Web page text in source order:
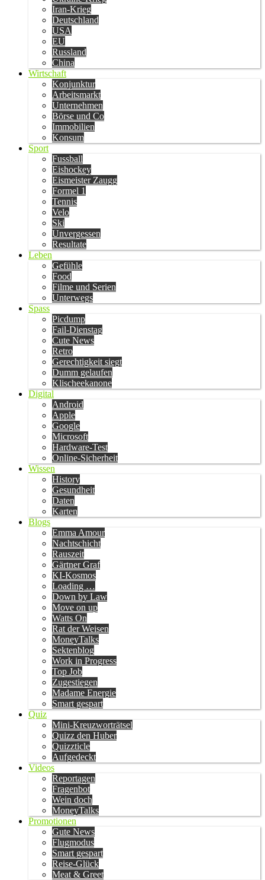
Iran-Krieg
Deutschland
USA
EU
Russland
China
Wirtschaft
Konjunktur
Arbeitsmarkt
Unternehmen
Börse und Co
Immobilien
Konsum
Sport
Fussball
Eishockey
Eismeister Zaugg
Formel 1
Tennis
Velo
Ski
Unvergessen
Resultate
Leben
Gefühle
Food
Filme und Serien
Unterwegs
Spass
Picdump
Fail-Dienstag
Cute News
Retro
Gerechtigkeit siegt
Dumm gelaufen
Klischeekanone
Digital
Android
Apple
Google
Microsoft
Hardware-Test
Online-Sicherheit
Wissen
History
Gesundheit
Daten
Karten
Blogs
Emma Amour
Nachtschicht
Rauszeit
Gärtner Graf
KI-Kosmos
Loading …
Down by Law
Move on up
Watts On
Rat der Weisen
MoneyTalks
Sektenblog
Work in Progress
Top Job
Zugestiegen
Madame Energie
Smart gespart
Quiz
Mini-Kreuzworträtsel
Quizz den Huber
Quizzticle
Aufgedeckt
Videos
Reportagen
Fragenbot
Wein doch
MoneyTalks
Promotionen
Gute News
Flugmodus
Smart gespart
Reise-Glück
Meat & Greet